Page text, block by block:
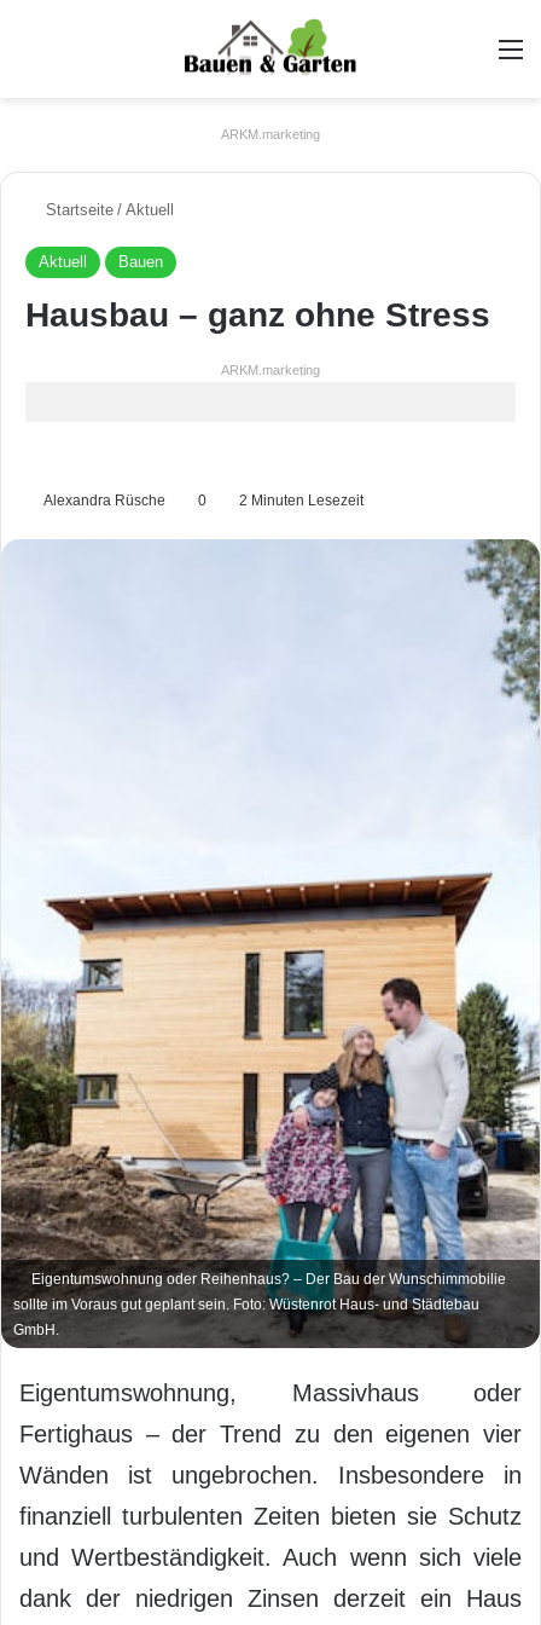
ARKM.marketing
Startseite / Aktuell
Aktuell Bauen
Hausbau – ganz ohne Stress
ARKM.marketing
Alexandra Rüsche 0 2 Minuten Lesezeit
Eigentumswohnung oder Reihenhaus? – Der Bau der Wunschimmobilie
sollte im Voraus gut geplant sein. Foto: Wüstenrot Haus- und Städtebau
GmbH.
Eigentumswohnung, Massivhaus oder
Fertighaus – der Trend zu den eigenen vier
Wänden ist ungebrochen. Insbesondere in
finanziell turbulenten Zeiten bieten sie Schutz
und Wertbeständigkeit. Auch wenn sich viele
dank der niedrigen Zinsen derzeit ein Haus